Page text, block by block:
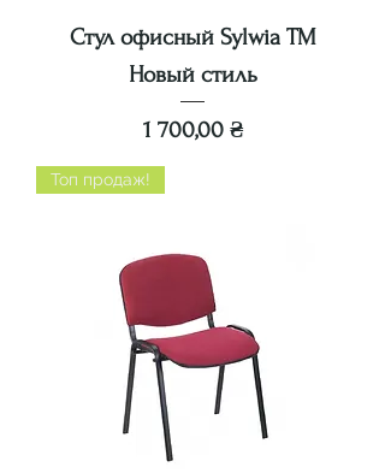
Стул офисный Sylwia ТМ
Новый стиль
Цена
1 700,00 ₴
Топ продаж!